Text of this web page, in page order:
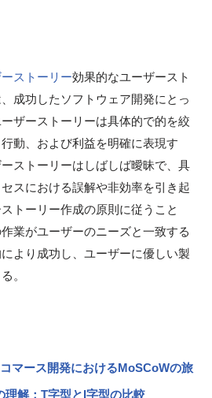
ストーリー効果的なユーザースト
成功したソフトウェア開発にとっ
ザーストーリーは具体的で的を絞
動、および利益を明確に表現す
ストーリーはしばしば曖昧で、具
スにおける誤解や非効率を引き起
トーリー作成の原則に従うこと
業がユーザーのニーズと一致する
より成功し、ユーザーに優しい製
。
マース開発におけるMoSCoWの旅
理解：T字型とI字型の比較